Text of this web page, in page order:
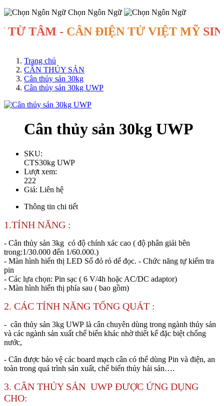
Chọn Ngôn Ngữ
TÂM -CÂN ĐIỆN TỬ VIỆT MỸ SINCE
Trang chủ
CÂN THỦY SẢN
Cân thủy sản 30kg
Cân thủy sản 30kg UWP
Cân thủy sản 30kg UWP
SKU:
CTS30kg UWP
Lượt xem:
222
Giá: Liên hệ
Thông tin chi tiết
1.TÍNH NĂNG :
- Cân thủy sản 3kg có độ chính xác cao ( độ phân giải bên
trong:1/30.000 đến 1/60.000.)
- Màn hình hiển thị LED Số đỏ rỏ dể đọc. - Chức năng tự kiểm tra
pin
- Các lựa chọn: Pin sạc ( 6 V/4h hoặc AC/DC adaptor)
- Màn hình hiển thị phía sau ( bao gồm)
2. CÁC TÍNH NĂNG TỔNG QUÁT :
- cân thủy sản 3kg UWP là cân chuyên dùng trong ngành thủy sản
và các ngành sản xuất chế biến khác nhờ thiết kế đặc biệt chống
nước,
- Cân được bảo vệ các board mạch cân có thể dùng Pin và điện, an
toàn trong quá trình sản xuất, chế biến thủy hải sản….
3. CÂN THỦY SẢN UWP ĐƯỢC ỨNG DỤNG
CHO: